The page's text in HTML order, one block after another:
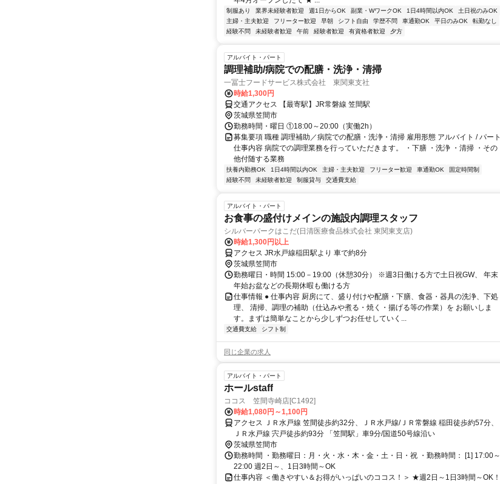
制服あり 業界未経験者歓迎 週1日からOK 副業・WワークOK 1日4時間以内OK
土日祝のみOK
主婦・主夫歓迎
フリーター歓迎 早朝 シフト自由 学歴不問 車通勤OK 平日のみOK
転勤なし
経験不問
未経験者歓迎 午前 経験者歓迎 有資格者歓迎 夕方
アルバイト・パート
調理補助/病院での配膳・洗浄・清掃
一冨士フードサービス株式会社 東関東支社
時給1,300円
交通アクセス 【最寄駅】JR常磐線 笠間駅
茨城県笠間市
勤務時間・曜日 ①18:00～20:00（実働2h）
募集要項 職種 調理補助／病院での配膳・洗浄・清掃 雇用形態 アルバイト / パート
仕事内容 病院での調理業務を行っていただきます。 ・下膳 ・洗浄 ・清掃 ・その
他付随する業務
扶養内勤務OK 1日4時間以内OK 主婦・主夫歓迎 フリーター歓迎 車通勤OK
固定時間制
経験不問
未経験者歓迎 制服貸与 交通費支給
アルバイト・パート
お食事の盛付けメインの施設内調理スタッフ
シルバーパークはこだ(日清医療食品株式会社 東関東支店)
時給1,300円以上
アクセス JR水戸線稲田駅より 車で約8分
茨城県笠間市
勤務曜日・時間 15:00－19:00（休憩30分） ※週3日働ける方で土日祝GW、 年末
年始お盆などの長期休暇も働ける方
仕事情報 ● 仕事内容 厨房にて、盛り付けや配膳・下膳、食器・器具の洗浄、下処
理、 清掃、調理の補助（仕込みや煮る・焼く・揚げる等の作業）を お願いしま
す。まずは簡単なことから少しずつお任せしていく...
交通費支給 シフト制
同じ企業の求人
アルバイト・パート
ホールstaff
ココス 笠間寺崎店[C1492]
時給1,080円～1,100円
アクセス ＪＲ水戸線 笠間徒歩約32分、ＪＲ水戸線/ＪＲ常磐線 稲田徒歩約57分、
ＪＲ水戸線 宍戸徒歩約93分 「笠間駅」車9分/国道50号線沿い
茨城県笠間市
勤務時間 ・勤務曜日：月・火・水・木・金・土・日・祝 ・勤務時間： [1] 17:00～
22:00 週2日～、1日3時間～OK
仕事内容 ＜働きやすい＆お得がいっぱいのココス！＞ ★週2日～1日3時間～OK！